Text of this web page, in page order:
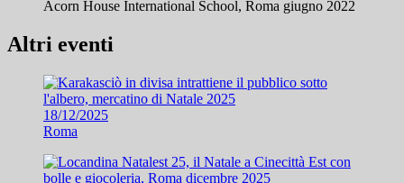
Altri eventi
18/12/2025
Roma